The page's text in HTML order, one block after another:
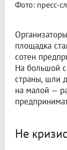
Фото: пресс-
площадка
сотен
На большой
страны, шли
на малой —
Не